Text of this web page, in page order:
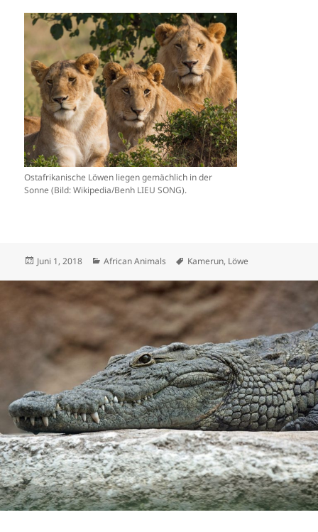
Ostafrikanische Löwen liegen gemächlich in der
Sonne (Bild: Wikipedia/Benh LIEU SONG).
Veröffentlicht
Juni 1, 2018 Kategorien
African Animals Schlagwörter
Kamerun, Löwe